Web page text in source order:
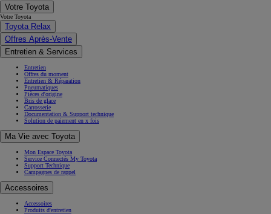
Votre Toyota
Votre Toyota
Toyota Relax
Offres Après-Vente
Entretien & Services
Entretien
Offres du moment
Entretien & Réparation
Pneumatiques
Pièces d'origine
Bris de glace
Carrosserie
Documentation & Support technique
Solution de paiement en x fois
Ma Vie avec Toyota
Mon Espace Toyota
Service Connectés My Toyota
Support Technique
Campagnes de rappel
Accessoires
Accessoires
Produits d'entretien